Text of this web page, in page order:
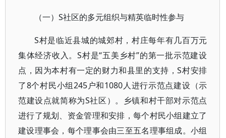
（一）S社区的多元组织与精英临时性参与
S村是临近县城的城郊村，村庄每年有几百万元
集体经济收入。S村是“五美乡村”的第一批示范建设
点，因为本村有一定的财力和县里的支持，S村安排
了8个村民小组245户和1080人进行示范点建设（示
范建设点就简称为S社区）。乡镇和村干部对示范点
进行了规划、资金管理和安排，每个村民小组建立了
建设理事会，每个理事会由三至五名理事组成。小组